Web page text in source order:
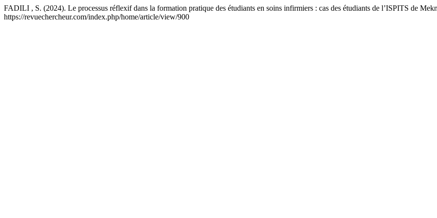
FADILI , S. (2024). Le processus réflexif dans la formation pratique des étudiants en soins infirmiers : cas des étudiants de l’ISPITS de
https://revuechercheur.com/index.php/home/article/view/900